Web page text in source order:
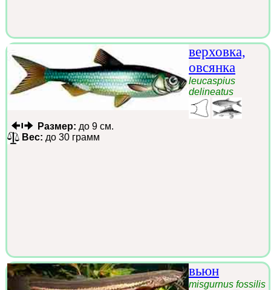
верховка,
овсянка
leucaspius
delineatus
Размер: до 9 см.
Вес: до 30 грамм
вьюн
misgurnus fossilis